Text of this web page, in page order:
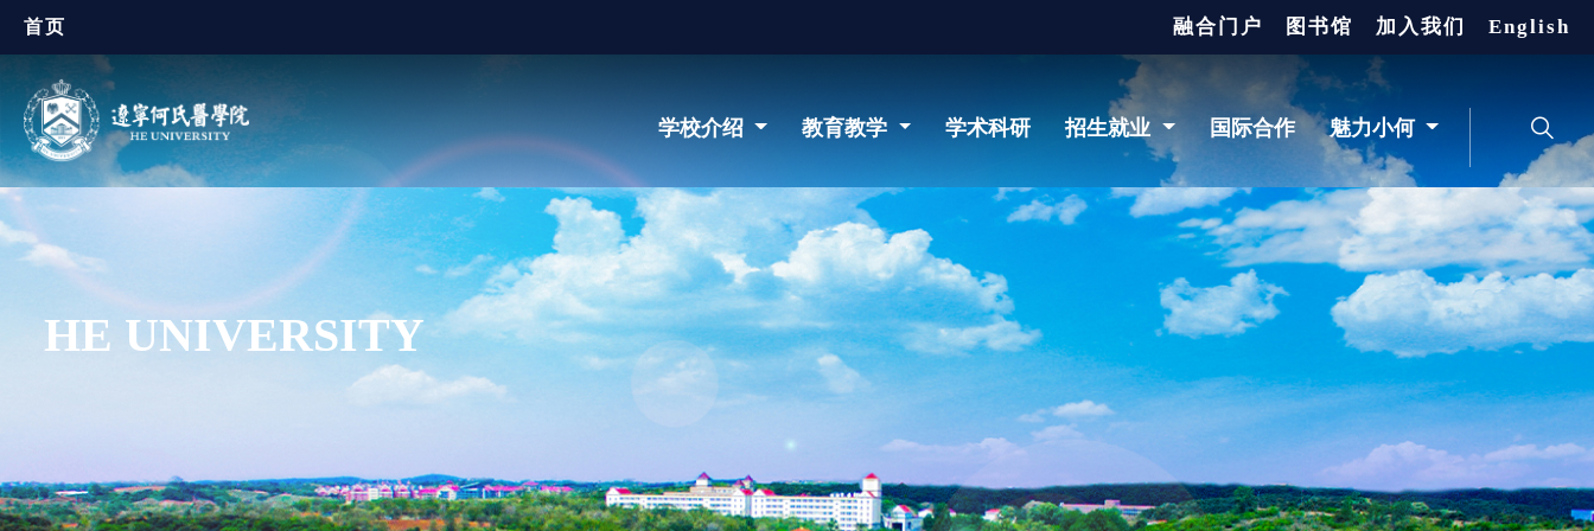
首页 融合门户 图书馆 加入我们 English
学校介绍 教育教学 学术科研 招生就业 国际合作 魅力小何
HE UNIVERSITY